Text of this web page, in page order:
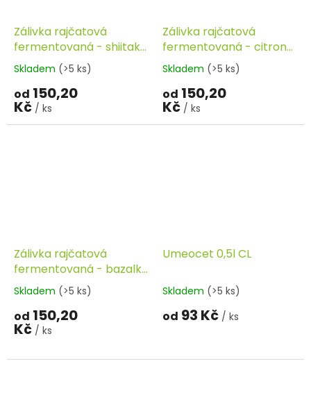
Zálivka rajčatová
fermentovaná - shiitake
340ml FERMATO
Skladem (>5 ks)
od 150,20
Kč / ks
Zálivka rajčatová
fermentovaná - citron
340ml FERMATO
Skladem (>5 ks)
od 150,20
Kč / ks
Zálivka rajčatová
fermentovaná - bazalka
340ml FERMATO
Skladem (>5 ks)
od 150,20
Kč / ks
Umeocet 0,5l CL
Skladem (>5 ks)
od 93 Kč / ks